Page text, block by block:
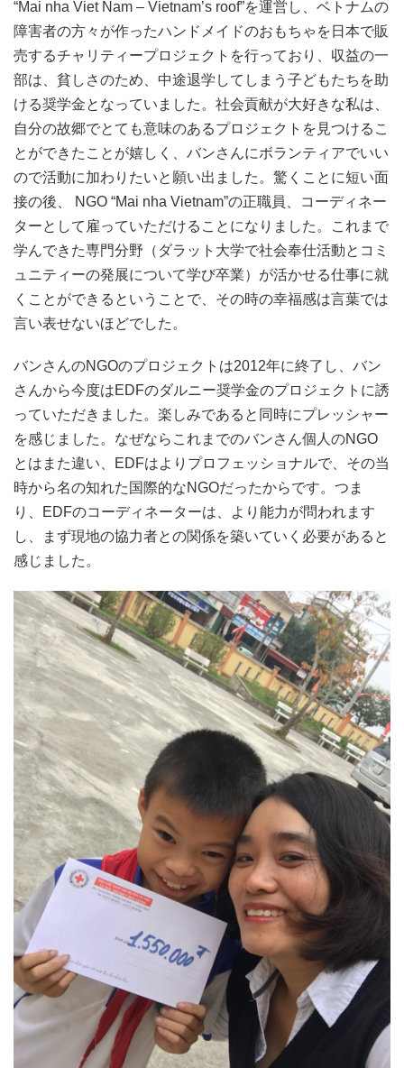
“Mai nha Viet Nam – Vietnam’s roof”を運営し、ベトナムの
障害者の方々が作ったハンドメイドのおもちゃを日本で販
売するチャリティープロジェクトを行っており、収益の一
部は、貧しさのため、中途退学してしまう子どもたちを助
ける奨学金となっていました。社会貢献が大好きな私は、
自分の故郷でとても意味のあるプロジェクトを見つけるこ
とができたことが嬉しく、バンさんにボランティアでいい
ので活動に加わりたいと願い出ました。驚くことに短い面
接の後、 NGO “Mai nha Vietnam”の正職員、コーディネー
ターとして雇っていただけることになりました。これまで
学んできた専門分野（ダラット大学で社会奉仕活動とコミ
ュニティーの発展について学び卒業）が活かせる仕事に就
くことができるということで、その時の幸福感は言葉では
言い表せないほどでした。
バンさんのNGOのプロジェクトは2012年に終了し、バン
さんから今度はEDFのダルニー奨学金のプロジェクトに誘
っていただきました。楽しみであると同時にプレッシャー
を感じました。なぜならこれまでのバンさん個人のNGO
とはまた違い、EDFはよりプロフェッショナルで、その当
時から名の知れた国際的なNGOだったからです。つま
り、EDFのコーディネーターは、より能力が問われます
し、まず現地の協力者との関係を築いていく必要があると
感じました。